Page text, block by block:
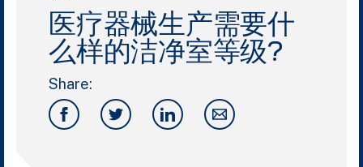
医疗器械生产需要什
么样的洁净室等级?
Share: